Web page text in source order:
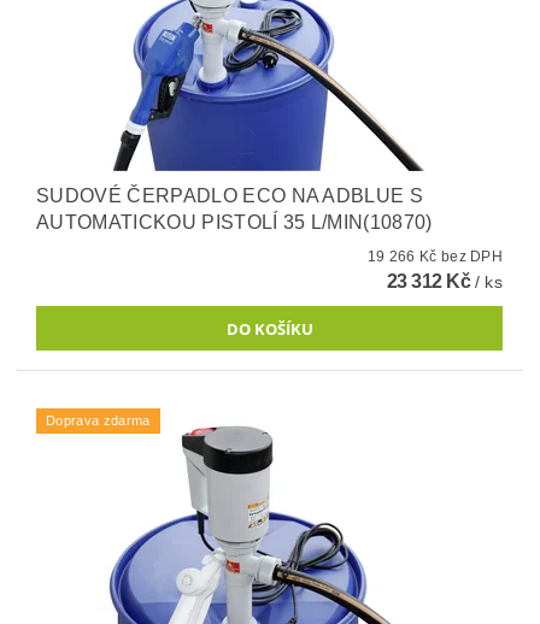
SUDOVÉ ČERPADLO ECO NA ADBLUE S
AUTOMATICKOU PISTOLÍ 35 L/MIN(10870)
19 266 Kč bez DPH
23 312 Kč/ ks
Doprava zdarma